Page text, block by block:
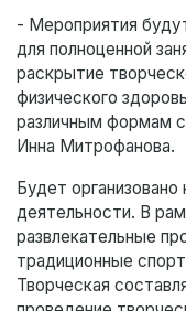
- Мероприятия
для полноценной
раскрытие
физического
различным формам
Инна Митрофанова.
Будет организовано
деятельности. В
развлекательные
традиционные
Творческая